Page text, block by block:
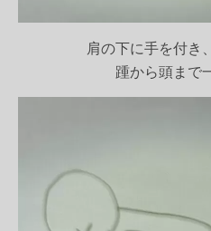
肩の下に手を付き
踵から頭まで